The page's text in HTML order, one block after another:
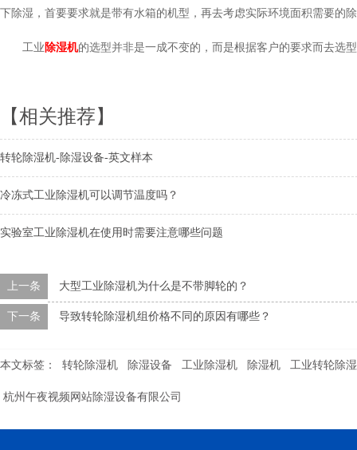
下除湿，首要要求就是带有水箱的机型，再去考虑实际环境面积需要的除
工业 除湿机的选型并非是一成不变的，而是根据客户的要求而去选型
【相关推荐】
转轮除湿机-除湿设备-英文样本
冷冻式工业除湿机可以调节温度吗？
实验室工业除湿机在使用时需要注意哪些问题
上一条 大型工业除湿机为什么是不带脚轮的？
下一条 导致转轮除湿机组价格不同的原因有哪些？
本文标签： 转轮除湿机 除湿设备 工业除湿机 除湿机 工业转轮除
杭州午夜视频网站除湿设备有限公司